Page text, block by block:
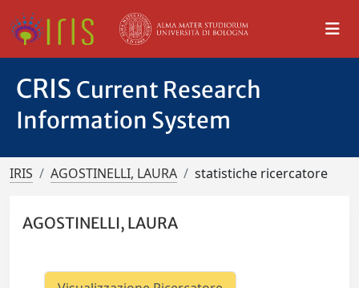
CRIS Current Research
Information System
IRIS AGOSTINELLI, LAURA statistiche ricercatore
AGOSTINELLI, LAURA